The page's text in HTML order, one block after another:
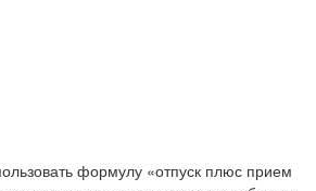
формулу «отпуск плюс прием